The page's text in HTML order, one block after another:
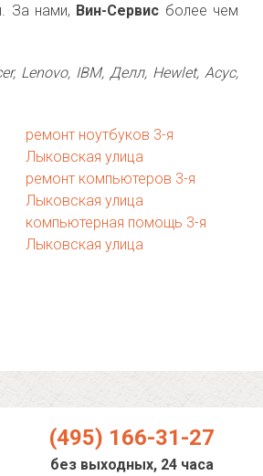
За нами, Вин-Сервис более чем
Lenovo, IBM, Делл, Hewlet, Асус,
ремонт ноутбуков 3-я
Лыковская улица
ремонт компьютеров 3-я
Лыковская улица
компьютерная помощь 3-я
Лыковская улица
(495) 166-31-27
без выходных, 24 часа